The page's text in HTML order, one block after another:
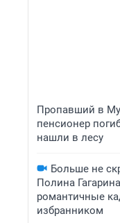
Пропавший в
пенсионер
нашли в лесу
Больше не
Полина
романтичные
избранником